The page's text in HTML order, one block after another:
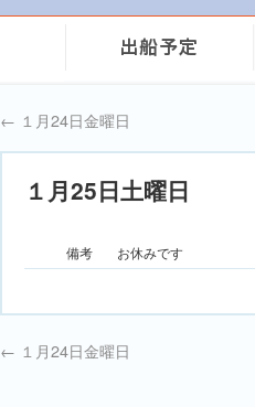
← １月24日金曜日
１月25日土曜日
備考 お休みです
← １月24日金曜日